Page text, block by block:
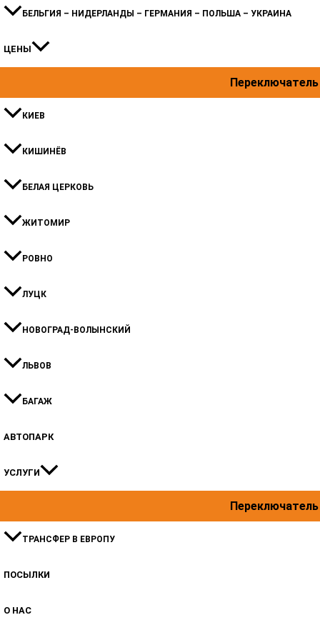
БЕЛЬГИЯ – НИДЕРЛАНДЫ – ГЕРМАНИЯ – ПОЛЬША – УКРАИНА
ЦЕНЫ
КИЕВ
КИШИНЁВ
БЕЛАЯ ЦЕРКОВЬ
ЖИТОМИР
РОВНО
ЛУЦК
НОВОГРАД-ВОЛЫНСКИЙ
ЛЬВОВ
БАГАЖ
АВТОПАРК
УСЛУГИ
ТРАНСФЕР В ЕВРОПУ
ПОСЫЛКИ
О НАС